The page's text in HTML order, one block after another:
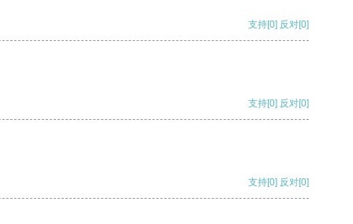
支持[0] 反对[0]
支持[0] 反对[0]
支持[0] 反对[0]